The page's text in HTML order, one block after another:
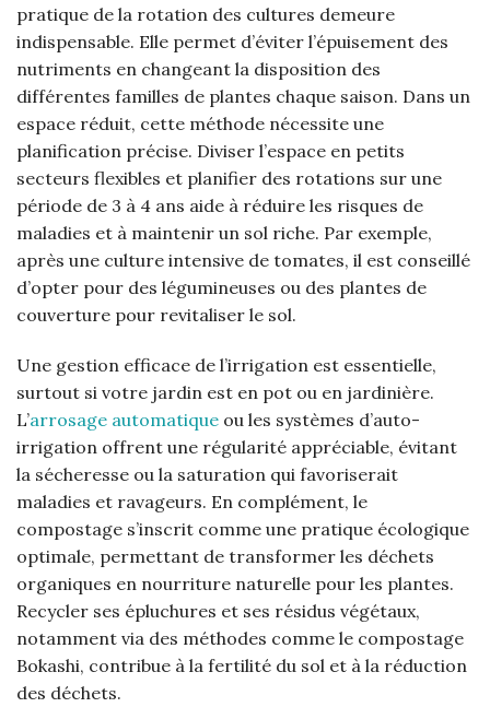
pratique de la rotation des cultures demeure
indispensable. Elle permet d’éviter l’épuisement des
nutriments en changeant la disposition des
différentes familles de plantes chaque saison. Dans un
espace réduit, cette méthode nécessite une
planification précise. Diviser l’espace en petits
secteurs flexibles et planifier des rotations sur une
période de 3 à 4 ans aide à réduire les risques de
maladies et à maintenir un sol riche. Par exemple,
après une culture intensive de tomates, il est conseillé
d’opter pour des légumineuses ou des plantes de
couverture pour revitaliser le sol.
Une gestion efficace de l’irrigation est essentielle,
surtout si votre jardin est en pot ou en jardinière.
L’arrosage automatique ou les systèmes d’auto-
irrigation offrent une régularité appréciable, évitant
la sécheresse ou la saturation qui favoriserait
maladies et ravageurs. En complément, le
compostage s’inscrit comme une pratique écologique
optimale, permettant de transformer les déchets
organiques en nourriture naturelle pour les plantes.
Recycler ses épluchures et ses résidus végétaux,
notamment via des méthodes comme le compostage
Bokashi, contribue à la fertilité du sol et à la réduction
des déchets.